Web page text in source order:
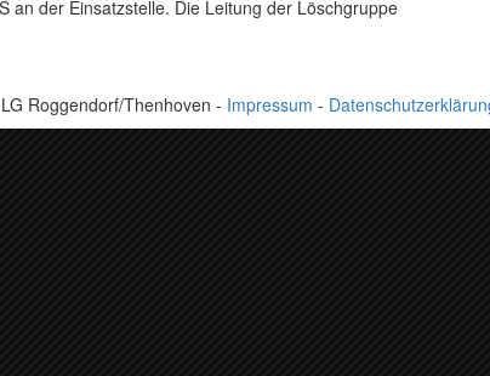
an der Einsatzstelle. Die Leitung der Löschgruppe
Roggendorf/Thenhoven - Impressum -